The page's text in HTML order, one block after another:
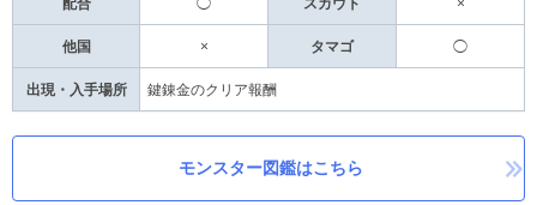
配合 ◯ スカウト ×
他国 × タマゴ ◯
出現・入手場所 鍵錬金のクリア報酬
モンスター図鑑はこちら